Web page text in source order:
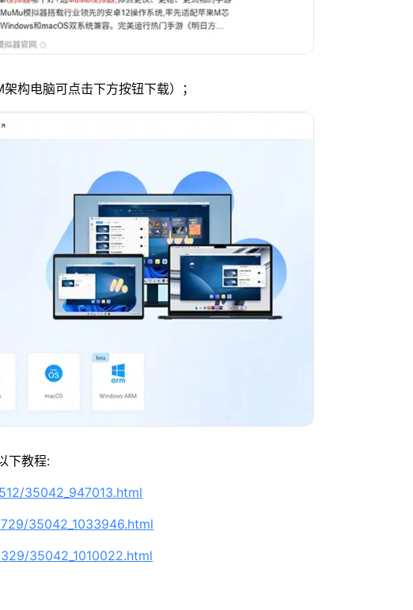
构电脑可点击下方按钮下载）；
下教程:
35042_947013.html
35042_1033946.html
35042_1010022.html